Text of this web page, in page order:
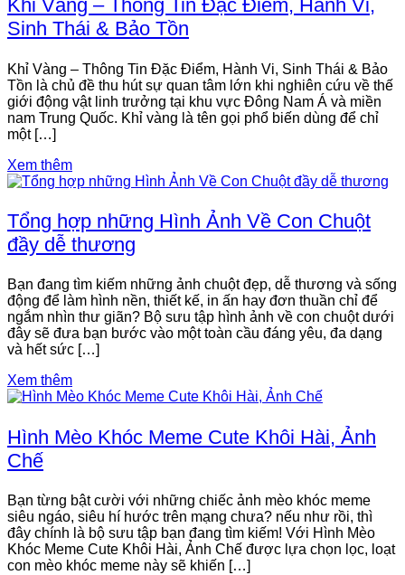
Khỉ Vàng – Thông Tin Đặc Điểm, Hành Vi,
Sinh Thái & Bảo Tồn
Khỉ Vàng – Thông Tin Đặc Điểm, Hành Vi, Sinh Thái & Bảo
Tồn là chủ đề thu hút sự quan tâm lớn khi nghiên cứu về thế
giới động vật linh trưởng tại khu vực Đông Nam Á và miền
nam Trung Quốc. Khỉ vàng là tên gọi phổ biến dùng để chỉ
một […]
Xem thêm
Tổng hợp những Hình Ảnh Về Con Chuột
đầy dễ thương
Bạn đang tìm kiếm những ảnh chuột đẹp, dễ thương và sống
động để làm hình nền, thiết kế, in ấn hay đơn thuần chỉ để
ngắm nhìn thư giãn? Bộ sưu tập hình ảnh về con chuột dưới
đây sẽ đưa bạn bước vào một toàn cầu đáng yêu, đa dạng
và hết sức […]
Xem thêm
Hình Mèo Khóc Meme Cute Khôi Hài, Ảnh
Chế
Bạn từng bật cười với những chiếc ảnh mèo khóc meme
siêu ngáo, siêu hí hước trên mạng chưa? nếu như rồi, thì
đây chính là bộ sưu tập bạn đang tìm kiếm! Với Hình Mèo
Khóc Meme Cute Khôi Hài, Ảnh Chế được lựa chọn lọc, loạt
con mèo khóc meme này sẽ khiến […]